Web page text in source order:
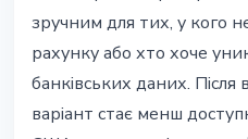
зручним для тих, у кого
рахунку або хто хоче
банківських даних.
варіант стає менш